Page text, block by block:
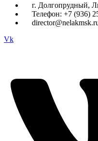
г. Долгопрудный,
Телефон: +7 (936)
Vk